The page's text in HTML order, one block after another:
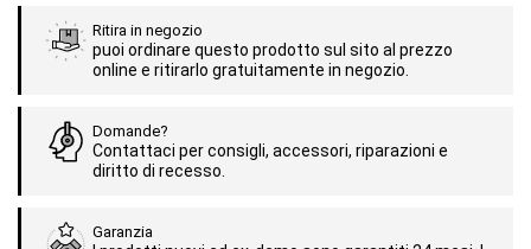
Ritira in negozio
puoi ordinare questo prodotto sul sito al prezzo
online e ritirarlo gratuitamente in negozio.
Domande?
Contattaci per consigli, accessori, riparazioni e
diritto di recesso.
Garanzia